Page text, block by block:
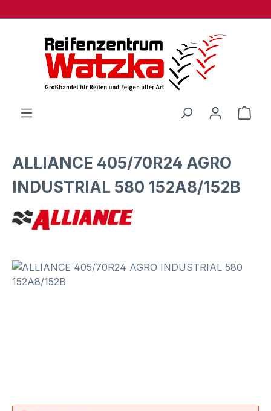
ALLIANCE 405/70R24 AGRO
INDUSTRIAL 580 152A8/152B
Bildergalerie überspringen